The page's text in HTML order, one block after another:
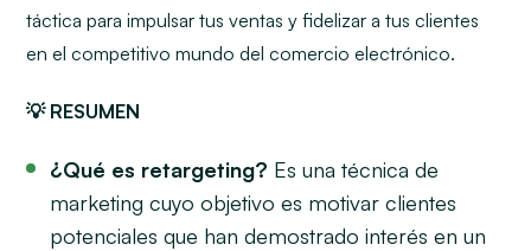
táctica para impulsar tus ventas y fidelizar a tus clientes
en el competitivo mundo del comercio electrónico.
💡 RESUMEN
¿Qué es retargeting? Es una técnica de
marketing cuyo objetivo es motivar clientes
potenciales que han demostrado interés en un